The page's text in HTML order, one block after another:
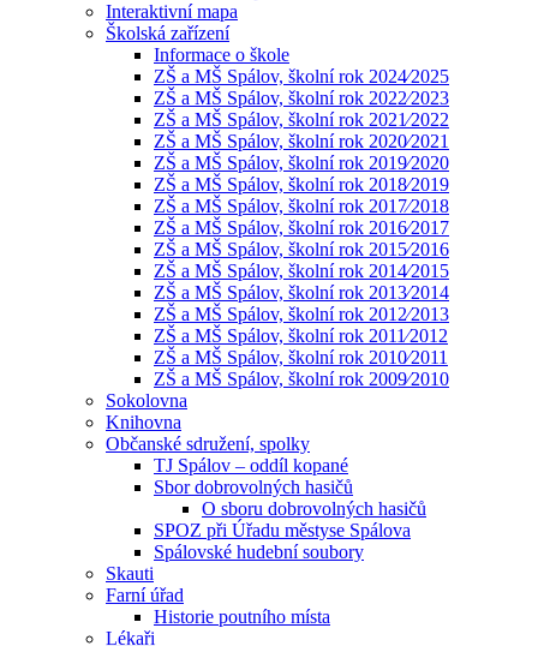
Interaktivní mapa
Školská zařízení
Informace o škole
ZŠ a MŠ Spálov, školní rok 2024⁄2025
ZŠ a MŠ Spálov, školní rok 2022⁄2023
ZŠ a MŠ Spálov, školní rok 2021⁄2022
ZŠ a MŠ Spálov, školní rok 2020⁄2021
ZŠ a MŠ Spálov, školní rok 2019⁄2020
ZŠ a MŠ Spálov, školní rok 2018⁄2019
ZŠ a MŠ Spálov, školní rok 2017⁄2018
ZŠ a MŠ Spálov, školní rok 2016⁄2017
ZŠ a MŠ Spálov, školní rok 2015⁄2016
ZŠ a MŠ Spálov, školní rok 2014⁄2015
ZŠ a MŠ Spálov, školní rok 2013⁄2014
ZŠ a MŠ Spálov, školní rok 2012⁄2013
ZŠ a MŠ Spálov, školní rok 2011⁄2012
ZŠ a MŠ Spálov, školní rok 2010⁄2011
ZŠ a MŠ Spálov, školní rok 2009⁄2010
Sokolovna
Knihovna
Občanské sdružení, spolky
TJ Spálov – oddíl kopané
Sbor dobrovolných hasičů
O sboru dobrovolných hasičů
SPOZ při Úřadu městyse Spálova
Spálovské hudební soubory
Skauti
Farní úřad
Historie poutního místa
Lékaři